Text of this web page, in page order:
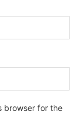
browser for the